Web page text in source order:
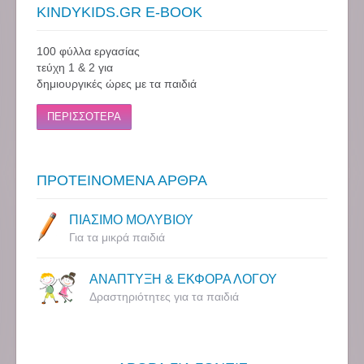
KINDYKIDS.GR E-BOOK
100 φύλλα εργασίας
τεύχη 1 & 2 για
δημιουργικές ώρες με τα παιδιά
ΠΕΡΙΣΣΟΤΕΡΑ
ΠΡΟΤΕΙΝΟΜΕΝΑ ΑΡΘΡΑ
ΠΙΑΣΙΜΟ ΜΟΛΥΒΙΟΥ
Για τα μικρά παιδιά
ΑΝΑΠΤΥΞΗ & ΕΚΦΟΡΑ ΛΟΓΟΥ
Δραστηριότητες για τα παιδιά